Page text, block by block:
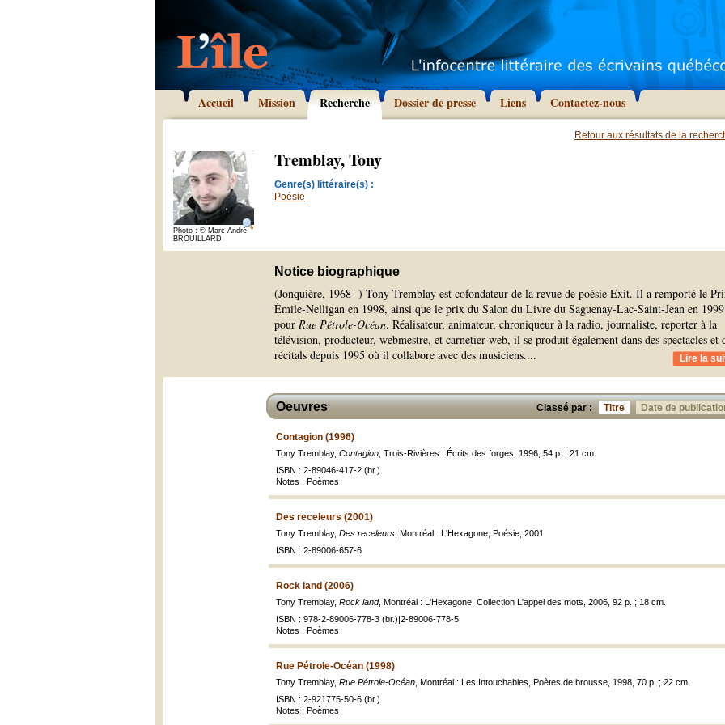
Accueil Mission Recherche Dossier de presse Liens Contactez-nous
Retour aux résultats de la
Photo : © Marc-André
BROUILLARD
Tremblay, Tony
Genre(s) littéraire(s) :
Poésie
Notice biographique
(Jonquière, 1968- ) Tony Tremblay est cofondateur de la revue de poésie Exit. Il a remporté le
Émile-Nelligan en 1998, ainsi que le prix du Salon du Livre du Saguenay-Lac-Saint-Jean en 1999
pour Rue Pétrole-Océan. Réalisateur, animateur, chroniqueur à la radio, journaliste, reporter à la
télévision, producteur, webmestre, et carnetier web, il se produit également dans des spectacles et
récitals depuis 1995 où il collabore avec des musiciens.... Lire la
Classé par : Titre Date de
Oeuvres
Contagion (1996)
Tony Tremblay, Contagion , Trois-Rivières : Écrits des forges, 1996, 54 p. ; 21 cm.
ISBN : 2-89046-417-2 (br.)
Notes : Poèmes
Des receleurs (2001)
Tony Tremblay, Des receleurs , Montréal : L'Hexagone, Poésie, 2001
ISBN : 2-89006-657-6
Rock land (2006)
Tony Tremblay, Rock land, Montréal : L'Hexagone, Collection L'appel des mots, 2006, 92 p. ; 18 cm.
ISBN : 978-2-89006-778-3 (br.)|2-89006-778-5
Notes : Poèmes
Rue Pétrole-Océan (1998)
Tony Tremblay, Rue Pétrole-Océan , Montréal : Les Intouchables, Poètes de brousse, 1998, 70 p. ; 22 cm.
ISBN : 2-921775-50-6 (br.)
Notes : Poèmes